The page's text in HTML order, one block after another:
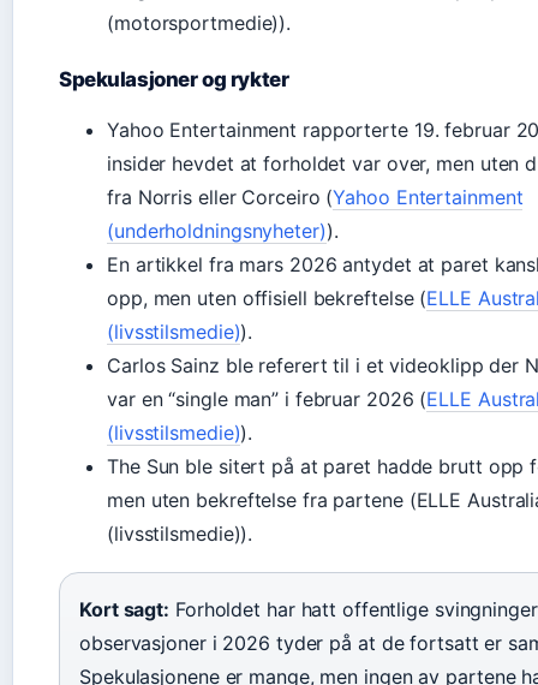
(motorsportmedie)).
Spekulasjoner og rykter
Yahoo Entertainment rapporterte 19. februar
insider hevdet at forholdet var over, men uten
fra Norris eller Corceiro (Yahoo Entertainment
(underholdningsnyheter)).
En artikkel fra mars 2026 antydet at paret
opp, men uten offisiell bekreftelse (ELLE
(livsstilsmedie)).
Carlos Sainz ble referert til i et videoklipp der
var en “single man” i februar 2026 (ELLE
(livsstilsmedie)).
The Sun ble sitert på at paret hadde brutt opp
men uten bekreftelse fra partene (ELLE
(livsstilsmedie)).
Kort sagt: Forholdet har hatt offentlige
observasjoner i 2026 tyder på at de fortsatt er
Spekulasjonene er mange, men ingen av partene